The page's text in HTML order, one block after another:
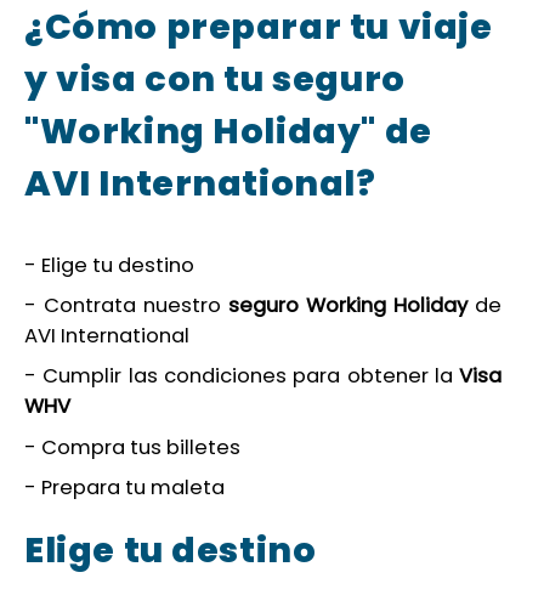
¿Cómo preparar tu viaje
y visa con tu seguro
"Working Holiday" de
AVI International?
- Elige tu destino
- Contrata nuestro seguro Working Holidayde
AVI International
- Cumplir las condiciones para obtener laVisa
WHV
- Compra tus billetes
- Prepara tu maleta
Elige tu destino